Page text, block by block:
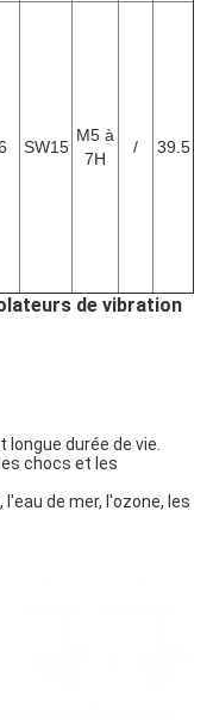
SW15
M5 à
7H
/ 39.5
de vibration
durée de vie.
chocs et les
de mer, l'ozone, les